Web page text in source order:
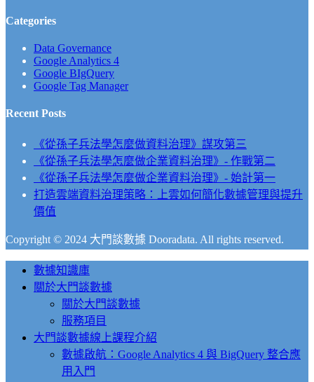
Categories
Data Governance
Google Analytics 4
Google BIgQuery
Google Tag Manager
Recent Posts
《從孫子兵法學怎麼做資料治理》謀攻第三
《從孫子兵法學怎麼做企業資料治理》- 作戰第二
《從孫子兵法學怎麼做企業資料治理》- 始計第一
打造雲端資料治理策略：上雲如何簡化數據管理與提升
價值
Copyright © 2024 大門談數據 Dooradata. All rights reserved.
Close
數據知識庫
關於大門談數據
關於大門談數據
服務項目
大門談數據線上課程介紹
數據啟航：Google Analytics 4 與 BigQuery 整合應
用入門